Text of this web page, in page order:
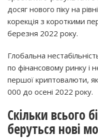
досяг нового піку на
корекція з короткими
березня 2022 року.
Глобальна
по фінансовому ринку і
першої криптовалюти,
000 до осені 2022 року.
Скільки всього
беруться нові